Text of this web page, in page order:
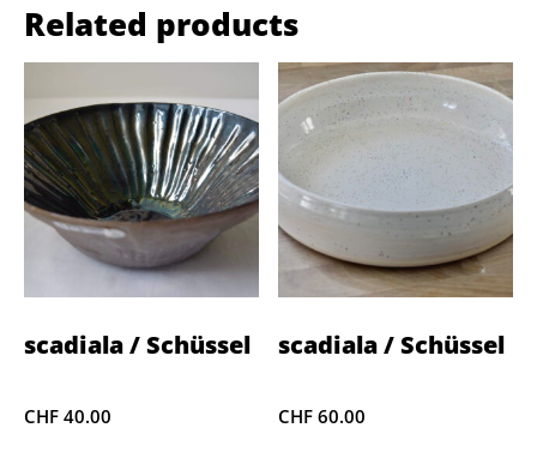
Related products
scadiala / Schüssel
CHF 40.00
scadiala / Schüssel
CHF 60.00